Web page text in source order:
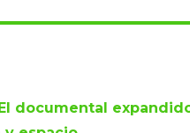
documental